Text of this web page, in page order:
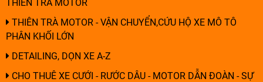
THIÊN TRÀ MOTOR
THIÊN TRÀ MOTOR - VẬN CHUYỂN,CỨU HỘ XE MÔ TÔ
PHÂN KHỐI LỚN
DETAILING, DỌN XE A-Z
CHO THUÊ XE CƯỚI - RƯỚC DÂU - MOTOR DẪN ĐOÀN - SỰ